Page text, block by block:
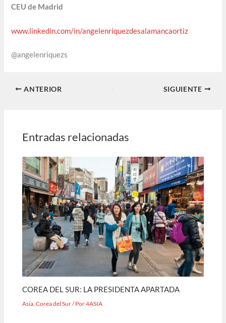
CEU de Madrid
www.linkedin.com/in/angelenriquezdesalamancaortiz
@angelenriquezs
ANTERIOR SIGUIENTE
Entradas relacionadas
COREA DEL SUR: LA PRESIDENTA APARTADA
Asia ,Corea del Sur/ Por4ASIA